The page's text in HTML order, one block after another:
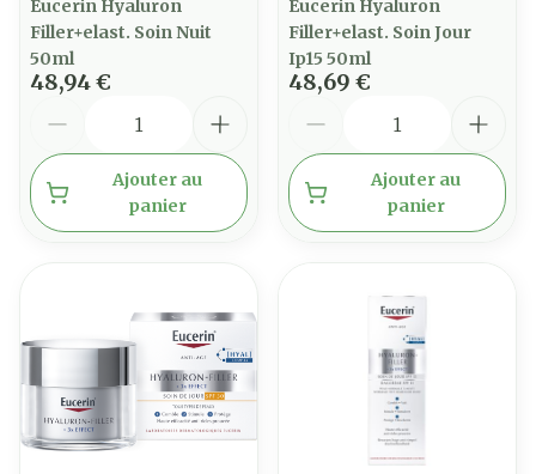
Eucerin Hyaluron
Filler+elast. Soin Nuit
50ml
48,94 €
Ajouter au
panier
Eucerin Hyaluron
Filler+elast. Soin Jour
Ip15 50ml
48,69 €
Ajouter au
panier